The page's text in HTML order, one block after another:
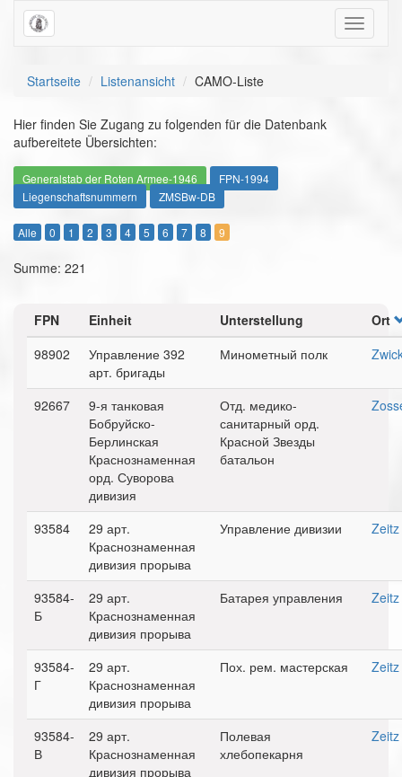
Toggle
Startseite Listenansicht CAMO-Liste
Hier finden Sie Zugang zu folgenden für die Datenbank
aufbereitete Übersichten:
Generalstab der Roten Armee-1946
FPN-1994
Liegenschaftsnummern
ZMSBw-DB
Alle 0 1 2 3 4 5 6 7 8 9
Summe: 221
FPN Einheit Unterstellung
Ort
98902
Управление 392
арт. бригады
Минометный полк
92667
9-я танковая
Бобруйско-
Берлинская
Краснознаменная
орд. Суворова
дивизия
Отд. медико-
санитарный орд.
Красной Звезды
батальон
93584
29 арт.
Краснознаменная
дивизия прорыва
Управление дивизии Zeitz
93584-
Б
29 арт.
Краснознаменная
дивизия прорыва
Батарея управления Zeitz
93584-
Г
29 арт.
Краснознаменная
дивизия прорыва
Пох. рем. мастерская Zeitz
93584-
В
29 арт.
Краснознаменная
дивизия прорыва
Полевая
хлебопекарня
Zeitz